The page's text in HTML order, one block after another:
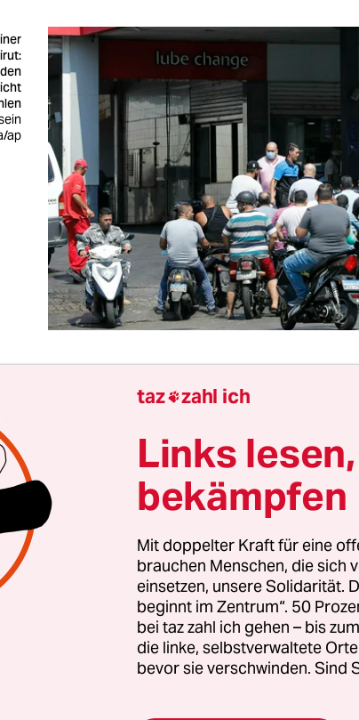
ap
Text schreibe ich mit der letzten
Nun geht auch in reicheren Vierteln
aus. Bisher war es ein eingespieltes
Lichter ausgehen, laufe ich an den
um das Stromaggregat einzuschalten.
nicht mehr. Der Generatorenbetreiber
den Stromerzeuger antreibt.
Dieselknappheit lassen die privaten
täglich ruhen. Der staatliche Strom
am Tag. An den Tankstellen bilden sich
taz zahl ich
Links
bekämpfen
Mit doppelter Kraft für eine
brauchen Menschen, die sich
einsetzen, unsere Solidarität.
beginnt im Zentrum“. 50
bei taz zahl ich gehen – bis
die linke, selbstverwaltete
bevor sie verschwinden. Sind